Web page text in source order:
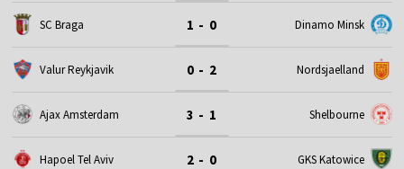
SC Braga 1 - 0 Dinamo Minsk
Valur Reykjavik 0 - 2 Nordsjaelland
Ajax Amsterdam 3 - 1 Shelbourne
Hapoel Tel Aviv 2 - 0 GKS Katowice